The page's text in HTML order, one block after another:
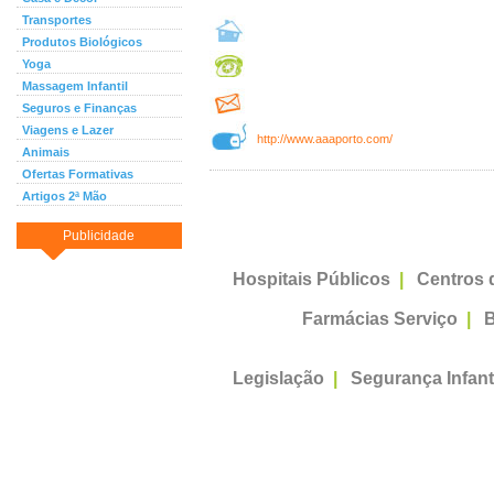
Transportes
Produtos Biológicos
Yoga
Massagem Infantil
Seguros e Finanças
Viagens e Lazer
Animais
Ofertas Formativas
Artigos 2ª Mão
Publicidade
http://www.aaaporto.com/
Hospitais Públicos Centros
Farmácias Serviço
Legislação Segurança